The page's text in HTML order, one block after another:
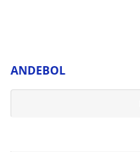
ANDEBOL